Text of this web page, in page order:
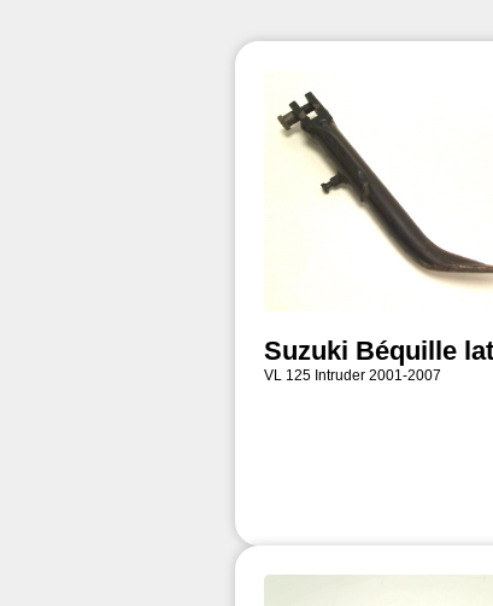
Suzuki Béquille
VL 125 Intruder 2001-2007